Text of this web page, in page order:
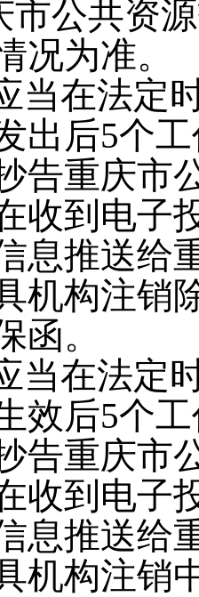
市公共资
况为准。
当在法定
出后5个
告重庆市
收到电子
息推送给
机构注销
函。
当在法定
效后5个
告重庆市
收到电子
息推送给
机构注销